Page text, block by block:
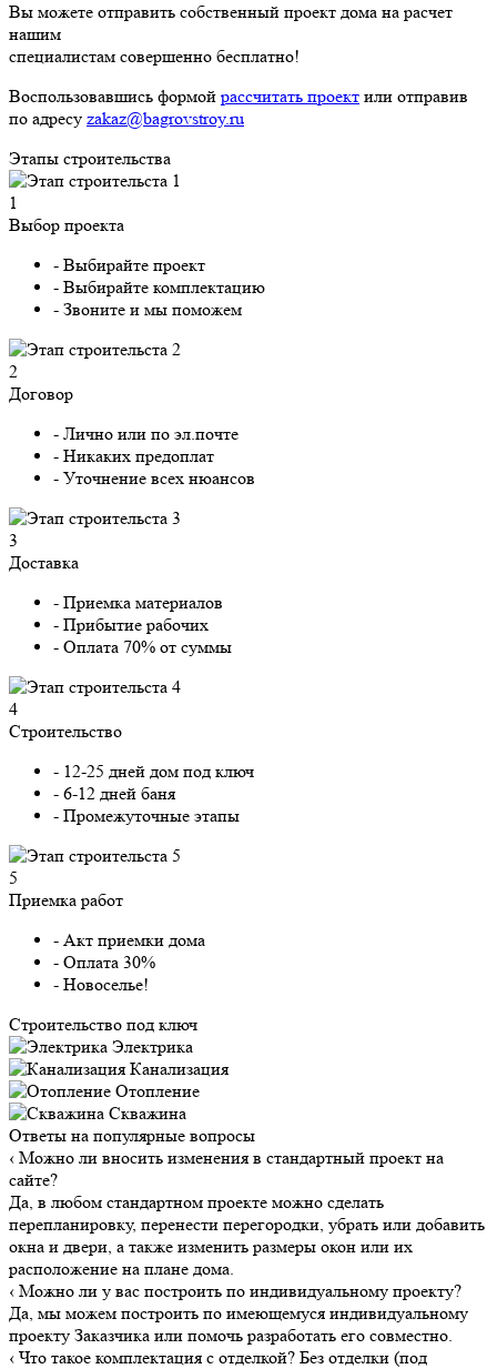
Вы можете отправить собственный проект дома на расчет
нашим
специалистам совершенно бесплатно!
Воспользовавшись формой рассчитать проект или отправив
по адресу zakaz@bagrovstroy.ru
Этапы строительства
1
Выбор проекта
- Выбирайте проект
- Выбирайте комплектацию
- Звоните и мы поможем
2
Договор
- Лично или по эл.почте
- Никаких предоплат
- Уточнение всех нюансов
3
Доставка
- Приемка материалов
- Прибытие рабочих
- Оплата 70% от суммы
4
Строительство
- 12-25 дней дом под ключ
- 6-12 дней баня
- Промежуточные этапы
5
Приемка работ
- Акт приемки дома
- Оплата 30%
- Новоселье!
Строительство под ключ
Электрика
Канализация
Отопление
Скважина
Ответы на популярные вопросы
‹ Можно ли вносить изменения в стандартный проект на
сайте?
Да, в любом стандартном проекте можно сделать
перепланировку, перенести перегородки, убрать или добавить
окна и двери, а также изменить размеры окон или их
расположение на плане дома.
‹ Можно ли у вас построить по индивидуальному проекту?
Да, мы можем построить по имеющемуся индивидуальному
проекту Заказчика или помочь разработать его совместно.
‹ Что такое комплектация с отделкой? Без отделки (под